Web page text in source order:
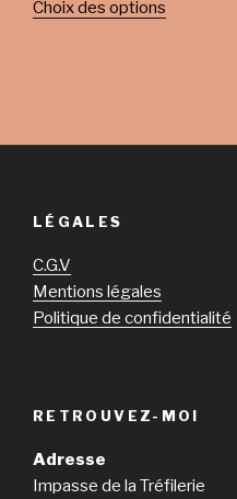
Choix des options
LÉGALES
C.G.V
Mentions légales
Politique de confidentialité
RETROUVEZ-MOI
Adresse
Impasse de la Tréfilerie